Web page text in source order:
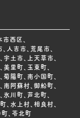
西区、
人吉市、荒尾市、
宇土市、上天草市、
里町、玉東町、
菊陽町、南小国町、
南阿蘇村、御船町、
川町、芦北町、
、水上村、相良村、
町、苓北町